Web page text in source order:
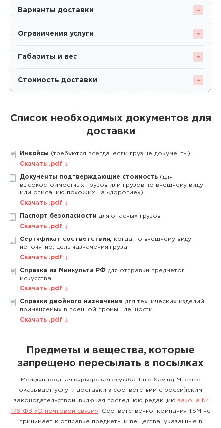
Варианты доставки
Ограничения услуги
Габариты и вес
Стоимость доставки
Список необходимых документов для
доставки
Инвойсы (требуются всегда, если груз не документы)
Скачать .pdf
Документы подтверждающие стоимость (для
высокостоимостных грузов или грузов по внешнему виду
или описанию похожих на «дорогие»)
Скачать .pdf
Паспорт безопасности для опасных грузов
Скачать .pdf
Сертификат соответствия, когда по внешнему виду
непонятно, цель назначения груза
Скачать .pdf
Справка из Минкульта РФ для отправки предметов
искусства
Скачать .pdf
Справки двойного назначения для технических изделий,
применяемых в военной промышленности
Скачать .pdf
Предметы и вещества, которые
запрещено пересылать в посылках
Международная курьерская служба Time Saving Machine
оказывает услуги доставки в соответствии с российским
законодательством, включая последнюю редакцию закона №
176-ФЗ «О почтовой связи» . Соответственно, компания TSM не
принимает к отправке предметы и вещества, указанные в